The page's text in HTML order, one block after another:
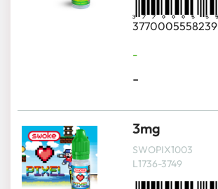
3770005558239
-
-
3mg
SWOPIX1003
L1736-3749